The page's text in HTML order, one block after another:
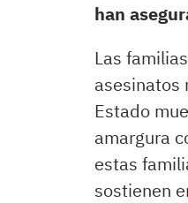
han
Las
asesinatos
Estado
amargura
estas
sostienen